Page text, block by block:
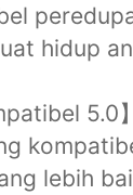
hidup
5.0】
lebih